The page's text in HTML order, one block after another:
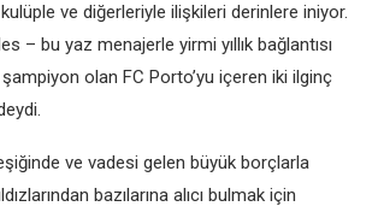
ve diğerleriyle ilişkileri derinlere iniyor.
– bu yaz menajerle yirmi yıllık bağlantısı
olan FC Porto’yu içeren iki ilginç
ve vadesi gelen büyük borçlarla
bazılarına alıcı bulmak için